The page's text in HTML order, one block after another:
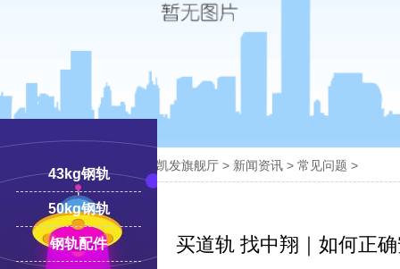
线: 18100332293
您的位置： 凯发旗舰厅-ag凯发旗舰厅 > 新闻资讯 > 常见问题 >
买道轨 找中翔｜如何正
43kg钢轨
50kg钢轨
钢轨配件